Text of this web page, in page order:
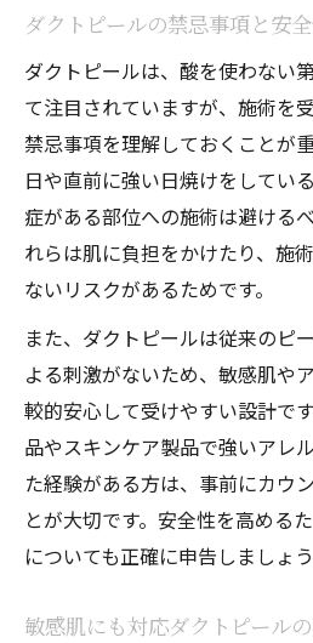
ダクトピールの禁忌事項と安
ダクトピールは、酸を使わない
て注目されていますが、施術を
禁忌事項を理解しておくことが
日や直前に強い日焼けをしてい
症がある部位への施術は避ける
れらは肌に負担をかけたり、施
ないリスクがあるためです。
また、ダクトピールは従来のピ
よる刺激がないため、敏感肌や
較的安心して受けやすい設計で
品やスキンケア製品で強いアレ
た経験がある方は、事前にカウ
とが大切です。安全性を高める
についても正確に申告しましょう
敏感肌にも対応ダクトピール